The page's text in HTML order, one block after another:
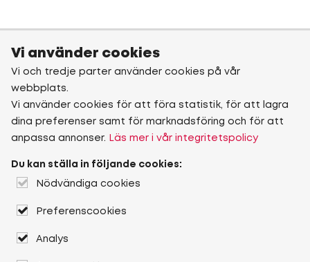
Vi använder cookies
Vi och tredje parter använder cookies på vår
webbplats.
Vi använder cookies för att föra statistik, för att lagra
dina preferenser samt för marknadsföring och för att
anpassa annonser.
Läs mer i vår integritetspolicy
Du kan ställa in följande cookies:
Nödvändiga cookies
Preferenscookies
Analys